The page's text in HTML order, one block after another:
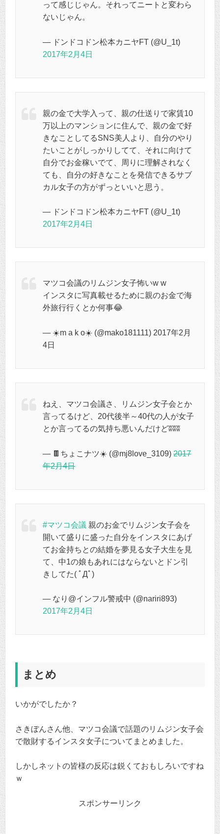
って感じじゃん。それってニートと変わら
ないじゃん。
— ドンドコドン松本カニヤFT (@U_1t)
2017年2月4日
親の金で大学入って、親の仕送りで家賃10
万以上のマンションに住んで、親の金で好
きなことしてるSNS美人より、自分のやり
たいことがしっかりしてて、それに向けて
自分でお金稼いでて、周りに理解されなく
ても、自分の好きなことを発信できるサブ
カル女子の方がずっといいと思う。
— ドンドコドン松本カニヤFT (@U_1t)
2017年2月4日
マツコ会議のリムジン女子怖いw w
インスタに写真載せるために親のお金で海
外旅行行くとか何事😂
— ☀️m a k o☀️ (@mako181111) 2017年2月
4日
ねえ、マツコ会議さ、リムジン女子会とか
言ってるけど、20代後半～40代の人が女子
とか言ってるの気持ち悪いんだけどʬʬʬ
— 🍫ちょこナツ☀️ (@mj8love_3109) 2017
年2月4日
#マツコ会議 親のお金でリムジン女子会を
開いて盛りに盛った自分をインスタにあげ
てお金持ちとの結婚を夢見る女子大生を見
て、中1の娘もあれにはならないとドン引
きしてた( ﾟДﾟ)
— なり@インフル警戒中 (@nariri893)
2017年2月4日
まとめ
いかがでしたか？
さきぼんさん他、マツコ会議で話題のリムジン女子会
で散財するインスタ女子についてまとめました。
しかしネットの皆様の反応は鋭くておもしろいですね
ｗ
スポンサーリンク